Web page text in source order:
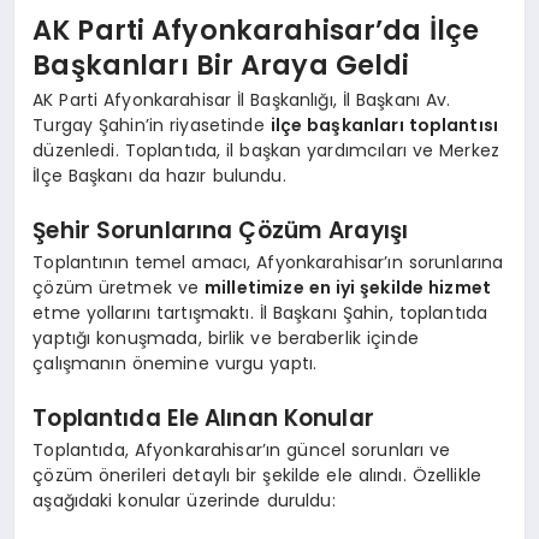
AK Parti Afyonkarahisar’da İlçe
Başkanları Bir Araya Geldi
AK Parti Afyonkarahisar İl Başkanlığı, İl Başkanı Av.
Turgay Şahin’in riyasetinde ilçe başkanları toplantısı
düzenledi. Toplantıda, il başkan yardımcıları ve Merkez
İlçe Başkanı da hazır bulundu.
Şehir Sorunlarına Çözüm Arayışı
Toplantının temel amacı, Afyonkarahisar’ın sorunlarına
çözüm üretmek ve milletimize en iyi şekilde hizmet
etme yollarını tartışmaktı. İl Başkanı Şahin, toplantıda
yaptığı konuşmada, birlik ve beraberlik içinde
çalışmanın önemine vurgu yaptı.
Toplantıda Ele Alınan Konular
Toplantıda, Afyonkarahisar’ın güncel sorunları ve
çözüm önerileri detaylı bir şekilde ele alındı. Özellikle
aşağıdaki konular üzerinde duruldu: